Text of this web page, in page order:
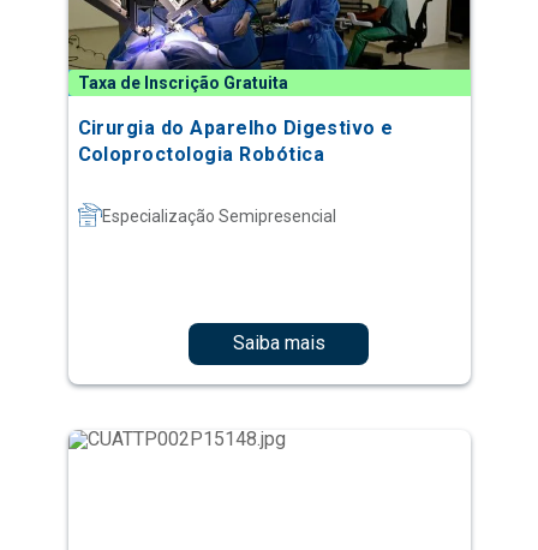
Taxa de Inscrição Gratuita
Cirurgia do Aparelho Digestivo e
Coloproctologia Robótica
Especialização Semipresencial
Saiba mais